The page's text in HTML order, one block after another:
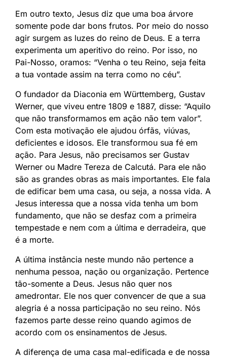
Em outro texto, Jesus diz que uma boa árvore
somente pode dar bons frutos. Por meio do nosso
agir surgem as luzes do reino de Deus. E a terra
experimenta um aperitivo do reino. Por isso, no
Pai-Nosso, oramos: “Venha o teu Reino, seja feita
a tua vontade assim na terra como no céu”.
O fundador da Diaconia em Württemberg, Gustav
Werner, que viveu entre 1809 e 1887, disse: “Aquilo
que não transformamos em ação não tem valor”.
Com esta motivação ele ajudou órfãs, viúvas,
deficientes e idosos. Ele transformou sua fé em
ação. Para Jesus, não precisamos ser Gustav
Werner ou Madre Tereza de Calcutá. Para ele não
são as grandes obras as mais importantes. Ele fala
de edificar bem uma casa, ou seja, a nossa vida. A
Jesus interessa que a nossa vida tenha um bom
fundamento, que não se desfaz com a primeira
tempestade e nem com a última e derradeira, que
é a morte.
A última instância neste mundo não pertence a
nenhuma pessoa, nação ou organização. Pertence
tão-somente a Deus. Jesus não quer nos
amedrontar. Ele nos quer convencer de que a sua
alegria é a nossa participação no seu reino. Nós
fazemos parte desse reino quando agimos de
acordo com os ensinamentos de Jesus.
A diferença de uma casa mal-edificada e de nossa